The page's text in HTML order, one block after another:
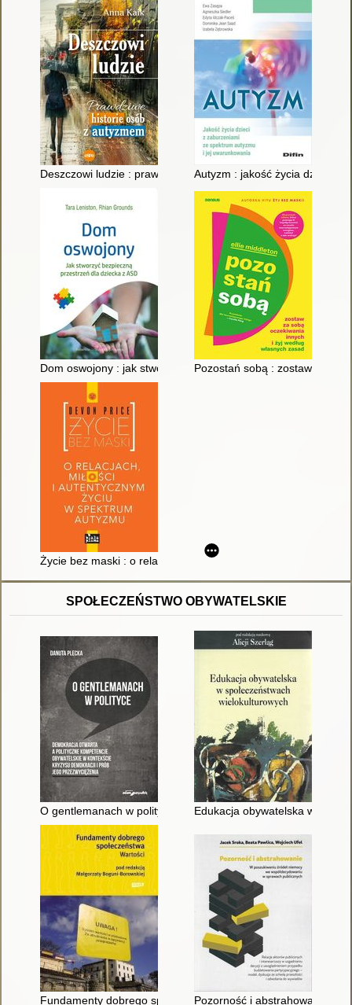
Deszczowi ludzie : prawdziwe historie osób z autyzmem
Autyzm : jakość życia dzieci z
Dom oswojony : jak stworzyć bezpieczną przestrzeń dla
Pozostań sobą : zostaw za
Życie bez maski : o relacjach, miłości i autentycznym życiu w
SPOŁECZEŃSTWO OBYWATELSKIE
O gentlemanach w polityce : demokracja otwarta a
Edukacja obywatelska w
Fundamenty dobrego społeczeństwa : wartości
Pozorność i abstrahowanie : w